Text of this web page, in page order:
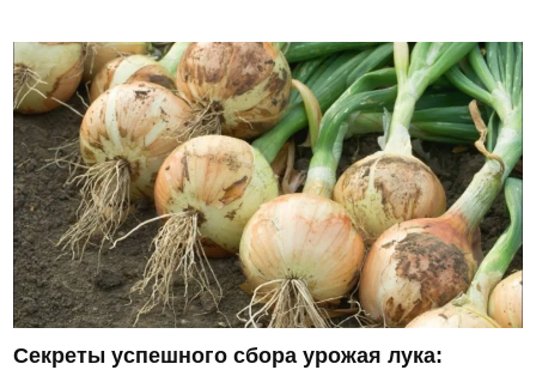
Секреты успешного сбора урожая лука: